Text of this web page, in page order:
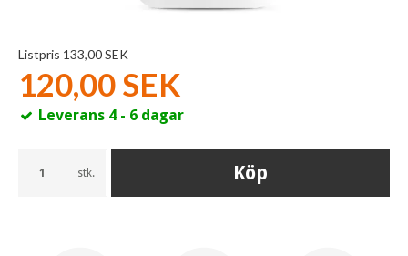
Listpris 133,00 SEK
120,00 SEK
Leverans 4 - 6 dagar
stk. Köp